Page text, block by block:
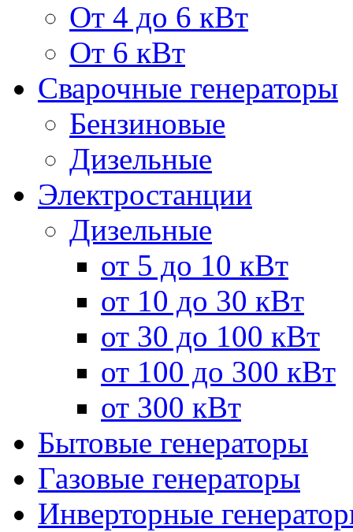
От 4 до 6 кВт
От 6 кВт
Сварочные генераторы
Бензиновые
Дизельные
Электростанции
Дизельные
от 5 до 10 кВт
от 10 до 30 кВт
от 30 до 100 кВт
от 100 до 300 кВт
от 300 кВт
Бытовые генераторы
Газовые генераторы
Инверторные